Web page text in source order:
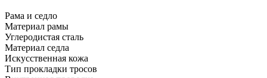
Рама и седло
Материал рамы
Углеродистая сталь
Материал седла
Искусственная кожа
Тип прокладки тросов